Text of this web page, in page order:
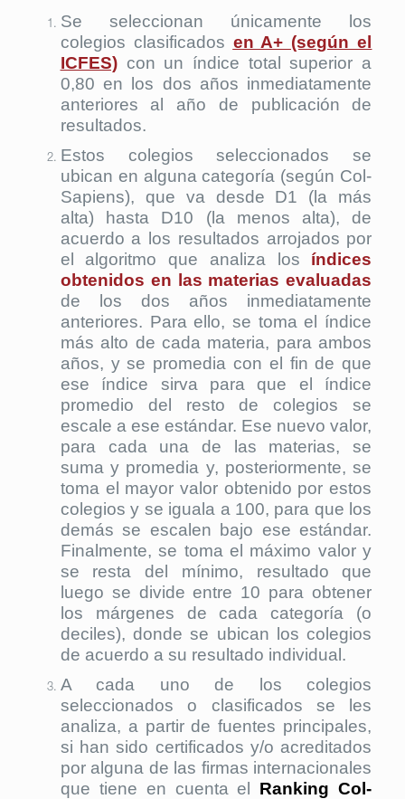
Se seleccionan únicamente los
colegios clasificados en A+ (según el
ICFES)con un índice total superior a
0,80 en los dos años inmediatamente
anteriores al año de publicación de
resultados.
Estos colegios seleccionados se
ubican en alguna categoría (según Col-
Sapiens), que va desde D1 (la más
alta) hasta D10 (la menos alta), de
acuerdo a los resultados arrojados por
el algoritmo que analiza los índices
obtenidos en las materias evaluadas
de los dos años inmediatamente
anteriores. Para ello, se toma el índice
más alto de cada materia, para ambos
años, y se promedia con el fin de que
ese índice sirva para que el índice
promedio del resto de colegios se
escale a ese estándar. Ese nuevo valor,
para cada una de las materias, se
suma y promedia y, posteriormente, se
toma el mayor valor obtenido por estos
colegios y se iguala a 100, para que los
demás se escalen bajo ese estándar.
Finalmente, se toma el máximo valor y
se resta del mínimo, resultado que
luego se divide entre 10 para obtener
los márgenes de cada categoría (o
deciles), donde se ubican los colegios
de acuerdo a su resultado individual.
A cada uno de los colegios
seleccionados o clasificados se les
analiza, a partir de fuentes principales,
si han sido certificados y/o acreditados
por alguna de las firmas internacionales
que tiene en cuenta el Ranking Col-